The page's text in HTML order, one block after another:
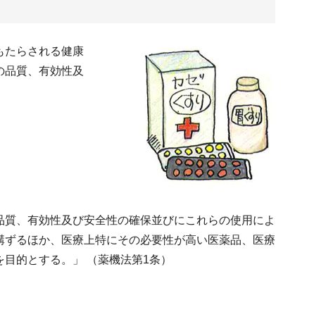
たらされる健康
質、有効性及
、有効性及び安全性の確保並びにこれらの使用によ
るほか、医療上特にその必要性が高い医薬品、医療
的とする。」 （薬機法第1条）